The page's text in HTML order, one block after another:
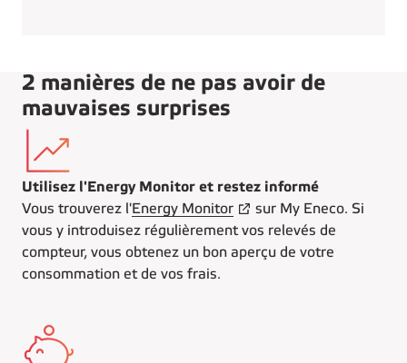
2 manières de ne pas avoir de
mauvaises surprises
Utilisez l'Energy Monitor et restez informé
Vous trouverez l' Energy Monitor
sur My Eneco. Si
vous y introduisez régulièrement vos relevés de
compteur, vous obtenez un bon aperçu de votre
consommation et de vos frais.